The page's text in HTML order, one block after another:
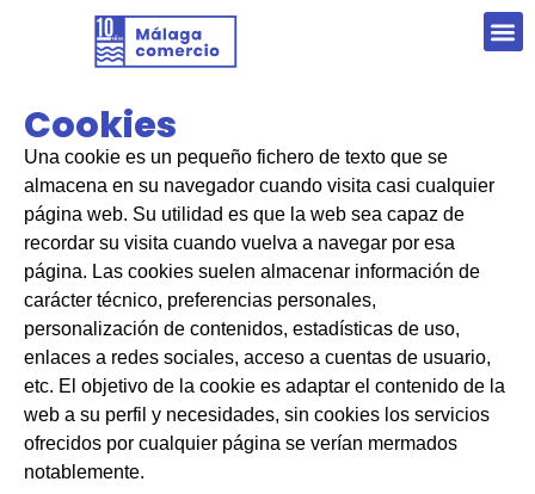
Cookies
Una cookie es un pequeño fichero de texto que se
almacena en su navegador cuando visita casi cualquier
página web. Su utilidad es que la web sea capaz de
recordar su visita cuando vuelva a navegar por esa
página. Las cookies suelen almacenar información de
carácter técnico, preferencias personales,
personalización de contenidos, estadísticas de uso,
enlaces a redes sociales, acceso a cuentas de usuario,
etc. El objetivo de la cookie es adaptar el contenido de la
web a su perfil y necesidades, sin cookies los servicios
ofrecidos por cualquier página se verían mermados
notablemente.